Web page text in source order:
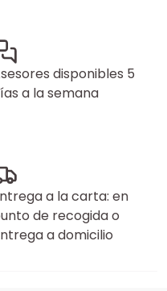
disponibles 5
a la semana
a la carta: en
de recogida o
a domicilio